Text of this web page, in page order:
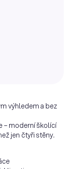
výhledem a bez
– moderní školící
jen čtyři stěny.